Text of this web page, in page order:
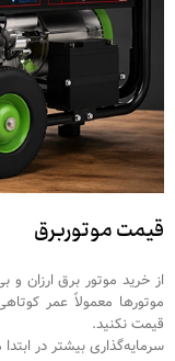
قیمت موتوربرق
از خرید موتور برق ارزان و
موتورها معمولاً عمر
قیمت نکنید.
سرمایه‌گذاری بیشتر در